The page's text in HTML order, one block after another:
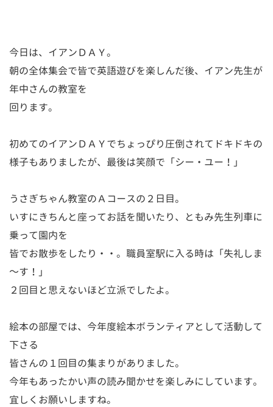
今日は、イアンＤＡＹ。
朝の全体集会で皆で英語遊びを楽しんだ後、イアン先生が
年中さんの教室を
回ります。
初めてのイアンＤＡＹでちょっぴり圧倒されてドキドキの
様子もありましたが、最後は笑顔で「シー・ユー！」
うさぎちゃん教室のＡコースの２日目。
いすにきちんと座ってお話を聞いたり、ともみ先生列車に
乗って園内を
皆でお散歩をしたり・・。職員室駅に入る時は「失礼しま
～す！」
２回目と思えないほど立派でしたよ。
絵本の部屋では、今年度絵本ボランティアとして活動して
下さる
皆さんの１回目の集まりがありました。
今年もあったかい声の読み聞かせを楽しみにしています。
宜しくお願いしますね。